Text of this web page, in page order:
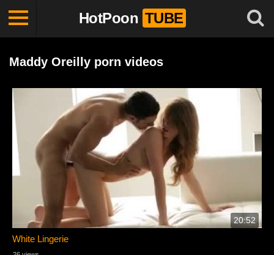
HotPoon TUBE
Maddy Oreilly porn videos
20:52
White Lingerie